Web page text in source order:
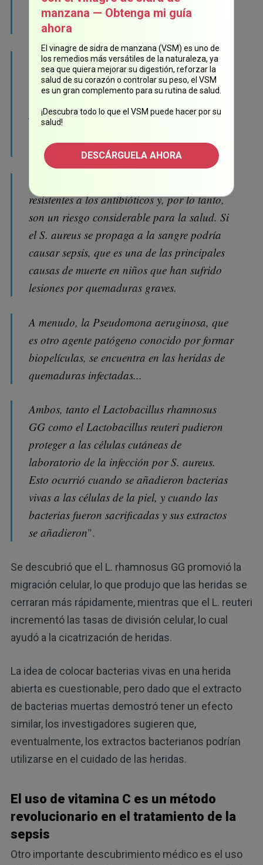
alrededor del 30 % de la población y en su
mayoría no causa daño.
Sin embargo, si la barrera de la piel se
rompe, el S. aureus podría ocasionar
infecciones graves. Esta bacteria es notoria
por su formación de biopelículas. Cuando
esto sucede, las bacterias se adhieren a una
superficie, tal como la piel...
resistentes a los antibióticos y, por lo tanto,
son un riesgo considerable para la salud. Si
el S. aureus se propaga a la sangre podría
causar sepsis, que es una de las principales
causas de muerte en niños que han sufrido
lesiones por quemaduras graves.
A menudo, la Pseudomona aeruginosa, que
es otro agente patógeno conocido por formar
biopelículas, se encuentra en las heridas de
quemaduras infectadas...
Ambos, tanto el Lactobacillus rhamnosus
GG como el Lactobacillus reuteri pudieron
proteger a las células cutáneas de
laboratorio de la infección por S. aureus.
Esto ocurrió cuando se añadieron bacterias
vivas a las células de la piel, y cuando las
bacterias fueron sacrificadas y sus extractos
se añadieron".
Se descubrió que el L. rhamnosus GG promovió la
migración celular, lo que produjo que las heridas se
cerraran más rápidamente, mientras que el L. reuteri
incrementó las tasas de división celular, lo cual
ayudó a la cicatrización de heridas.
La idea de colocar bacterias vivas en una herida
abierta es cuestionable, pero dado que el extracto
de bacterias muertas demostró tener un efecto
similar, los investigadores sugieren que,
eventualmente, los extractos bacterianos podrían
utilizarse en el cuidado de las heridas.
El uso de vitamina C es un método
revolucionario en el tratamiento de la
sepsis
Otro importante descubrimiento médico es el uso
manzana — Obtenga mi guía
ahora
El vinagre de sidra de manzana (VSM) es uno de
los remedios más versátiles de la naturaleza, ya
sea que quiera mejorar su digestión, reforzar la
salud de su corazón o controlar su peso, el VSM
es un gran complemento para su rutina de salud.
¡Descubra todo lo que el VSM puede hacer por su
salud!
DESCÁRGUELA AHORA